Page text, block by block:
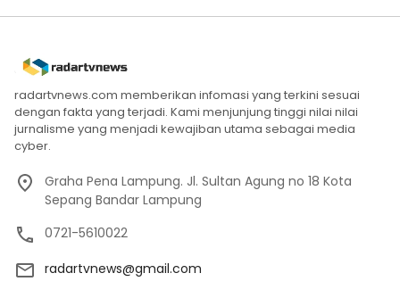
radartvnews.com memberikan infomasi yang terkini sesuai
dengan fakta yang terjadi. Kami menjunjung tinggi nilai nilai
jurnalisme yang menjadi kewajiban utama sebagai media
cyber.
Graha Pena Lampung. Jl. Sultan Agung no 18 Kota
Sepang Bandar Lampung
0721-5610022
radartvnews@gmail.com